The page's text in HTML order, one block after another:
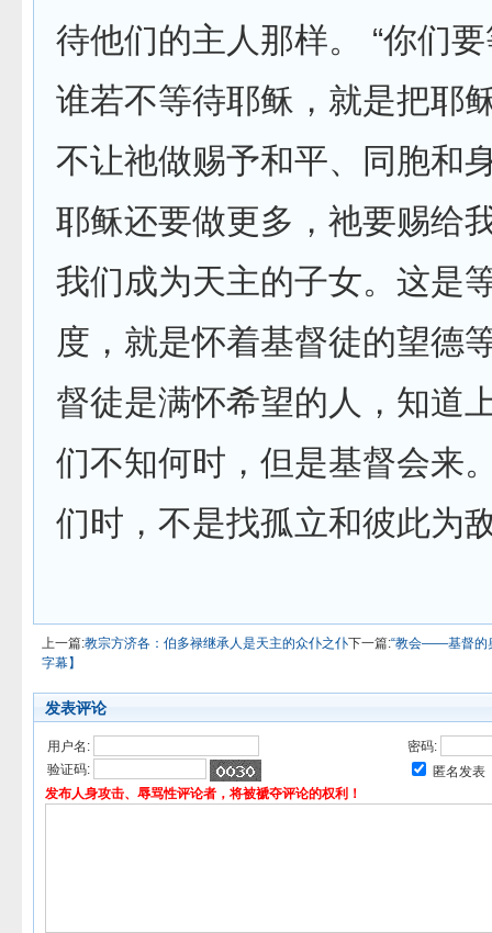
待他们的主人那样。 “你们
谁若不等待耶稣，就是把耶
不让祂做赐予和平、同胞和
耶稣还要做更多，祂要赐给
我们成为天主的子女。这是
度，就是怀着基督徒的望德
督徒是满怀希望的人，知道
们不知何时，但是基督会来
们时，不是找孤立和彼此为
上一篇:教宗方济各：伯多禄继承人是天主的众仆之仆下一篇:“教会——基督的
字幕】
发表评论
用户名:
密码:
验证码:
匿名发表
发布人身攻击、辱骂性评论者，将被褫夺评论的权利！